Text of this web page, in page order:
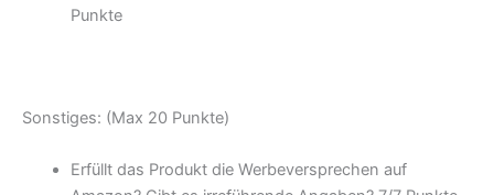
Punkte
Sonstiges: (Max 20 Punkte)
Erfüllt das Produkt die Werbeversprechen auf